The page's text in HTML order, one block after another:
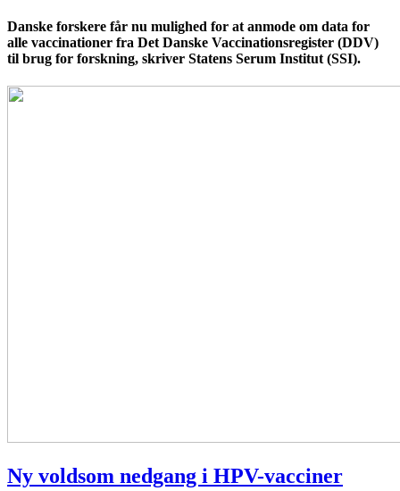
Danske forskere får nu mulighed for at anmode om data for
alle vaccinationer fra Det Danske Vaccinationsregister (DDV)
til brug for forskning, skriver Statens Serum Institut (SSI).
Ny voldsom nedgang i HPV-vacciner